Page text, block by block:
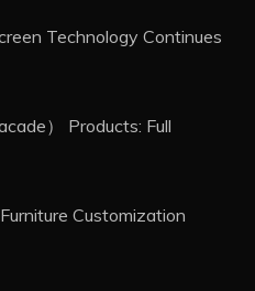
Technology Continues
） Products: Full
Customization